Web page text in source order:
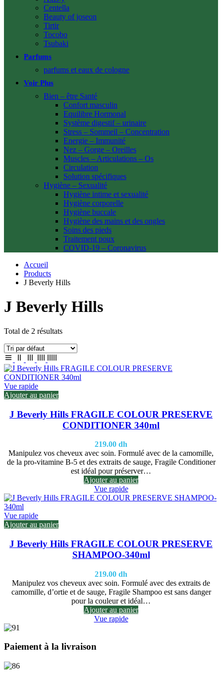
Centella
Beauty of joseon
Tirtir
Tocobo
Tsubaki
Parfums
parfums et eaux de cologne
Voir Plus
Bien – être Santé
Confort masculin
Equilibre Hormonal
Système digestif – urinaire
Stress – Sommeil – Concentration
Energie – Immunité
Nez – Gorge – Oreilles
Muscles – Articulations – Os
Circulation
Solution spécifiques
Hygiène – Sexualité
Hygiène intime et sexualité
Hygiène corporelle
Hygiène buccale
Hygiène des mains et des ongles
Soins des pieds
Traitement poux
COVID-19 – Coronavirus
Accueil
Products
J Beverly Hills
J Beverly Hills
Total de 2 résultats
Vue rapide
Ajouter au panier
J Beverly Hills FRAGILE COLOUR PRESERVE
CONDITIONER 340ml
219.00 dh
Manipulez vos cheveux avec soin. Formulé avec de la camomille,
de la pro-vitamine B-5 et des extraits de sauge, Fragile Conditioner
est idéal pour préserver…
Ajouter au panier
Vue rapide
Vue rapide
Ajouter au panier
J Beverly Hills FRAGILE COLOUR PRESERVE
SHAMPOO-340ml
219.00 dh
Manipulez vos cheveux avec soin. Formulé avec des extraits de
camomille, d’ortie et de sauge, Fragile Shampoo est sans danger
pour la couleur et idéal…
Ajouter au panier
Vue rapide
Paiement à la livraison